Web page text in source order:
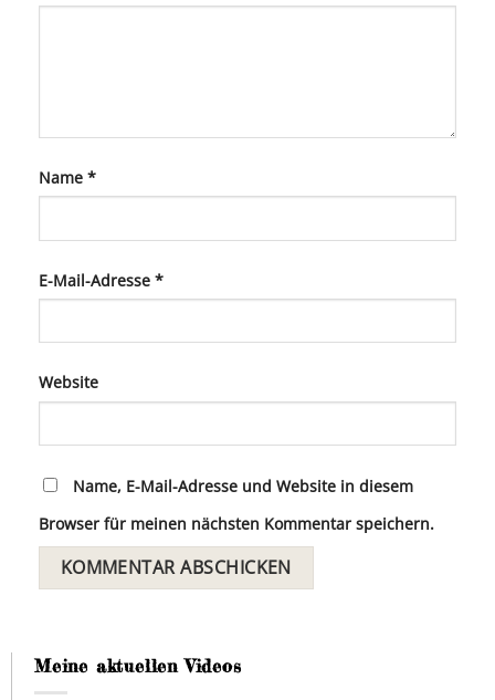
Name *
E-Mail-Adresse *
Website
Name, E-Mail-Adresse und Website in diesem
Browser für meinen nächsten Kommentar speichern.
Meine aktuellen Videos